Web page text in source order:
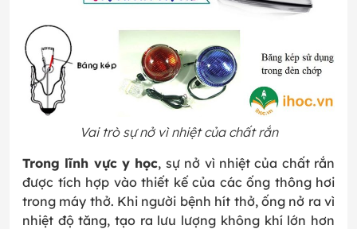
Vai trò sự nở vì nhiệt của chất rắn
Trong lĩnh vực y học, sự nở vì nhiệt của chất rắn
được tích hợp vào thiết kế của các ống thông hơi
trong máy thở. Khi người bệnh hít thở, ống nở ra vì
nhiệt độ tăng, tạo ra lưu lượng không khí lớn hơn